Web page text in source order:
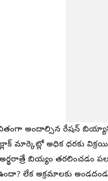
అందాల్సిన రేషన్ బియ్యాన్ని
మార్కెట్లో అధిక ధరకు
బియ్యం తరలించడం
లేక అక్రమాలకు